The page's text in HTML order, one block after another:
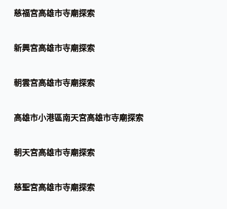
慈福宮高雄市寺廟探索
新興宮高雄市寺廟探索
朝雲宮高雄市寺廟探索
高雄市小港區南天宮高雄市寺廟探索
朝天宮高雄市寺廟探索
慈聖宮高雄市寺廟探索